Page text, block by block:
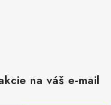
na váš e-mail